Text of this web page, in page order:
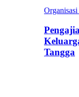
Tangga